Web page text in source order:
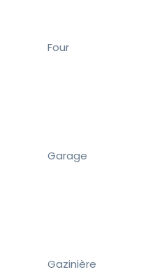
Four
Garage
Gazinière